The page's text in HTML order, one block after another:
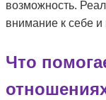
возможность.
внимание к себе и
Что